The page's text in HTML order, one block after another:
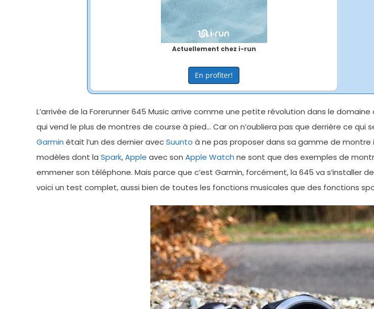
Actuellement chez i-run
En profiter!
L’arrivée de la Forerunner 645 Music arrive comme une petite révolution dans le
qui vend le plus de montres de course à pied… Car on n’oubliera pas que derrière ce
Garmin était l’un des dernier avecSuunto à ne pas proposer dans sa gamme de montre
modèles dont la Spark,Apple avec son Apple Watch ne sont que des exemples de
emmener son téléphone. Mais parce que c’est Garmin, forcément, la 645 va s’installer
voici un test complet, aussi bien de toutes les fonctions musicales que des fonctions